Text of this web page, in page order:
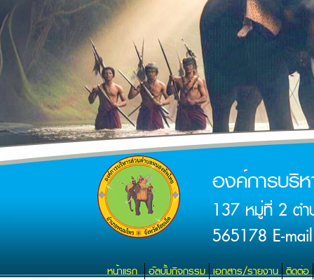
องค์การบริ
137 หมู่ที่ 2 ​ตำ
565178 E-
หน้าแรก อัลบั้มกิจกรรม เอกสาร/รายงาน ติดต่อ